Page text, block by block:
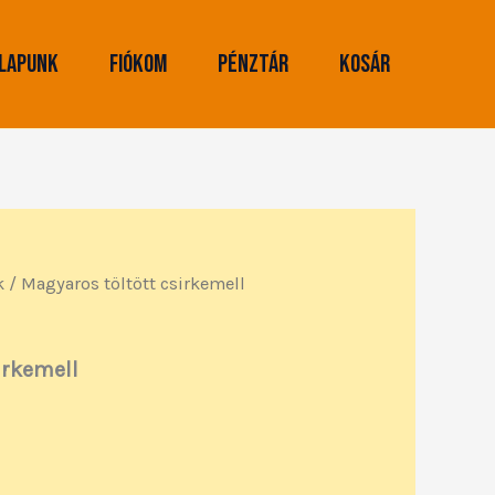
Fiókom Pénztár Kosár
/ Magyaros töltött csirkemell